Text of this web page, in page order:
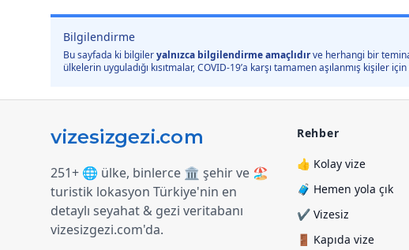
Bilgilendirme
Bu sayfada ki bilgileryalnızca bilgilendirme amaçlıdırve herhangi bir
ülkelerin uyguladığı kısıtmalar, COVID-19’a karşı tamamen aşılanmış
251+ 🌐 ülke, binlerce 🏛️ şehir ve 🏖️
turistik lokasyon Türkiye'nin en
detaylı seyahat & gezi veritabanı
vizesizgezi.com'da.
Rehber
👍 Kolay vize
🧳 Hemen yola çık
✔️ Vizesiz
🚪 Kapıda vize